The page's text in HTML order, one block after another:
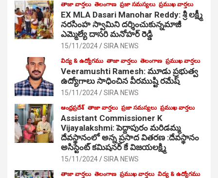
తాజా వార్తలు తెలంగాణ ప్రజా సమస్యలు ప్రముఖ వార్తలు
EX MLA Dasari Manohar Reddy: శ్రీ లక్ష్మీ
నరసింహ స్వామిని దర్శించుకున్నమాజీ
ఎమ్మెల్యే దాసరి మనోహర్ రెడ్డి
15/11/2024 SIRA NEWS
విద్య & ఉద్యోగము తాజా వార్తలు తెలంగాణ ప్రముఖ వార్తలు
Veeramushti Ramesh: మూడు ప్రభుత్వ
ఉద్యోగాలు సాధించిన వీరముష్టి రమేష్
15/11/2024 SIRA NEWS
ఆంధ్రప్రదేశ్ తాజా వార్తలు ప్రజా సమస్యలు ప్రముఖ వార్తలు
Assistant Commissioner K
Vijayalakshmi: పెద్దాపురం మరిడమ్మ
దేవస్థానంలో అన్న ప్రసాద వితరణ :దేవస్థానం
అసిస్టెంట్ కమిషనర్ కే విజయలక్ష్మి
15/11/2024 SIRA NEWS
తాజా వార్తలు తెలంగాణ ప్రముఖ వార్తలు విద్య & ఉద్యోగము